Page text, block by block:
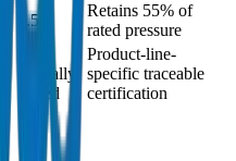
0.55
Retains 55% of
rated pressure
typically
issued
Product-line-
specific traceable
certification